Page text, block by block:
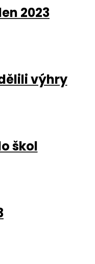
2023
výhry
škol